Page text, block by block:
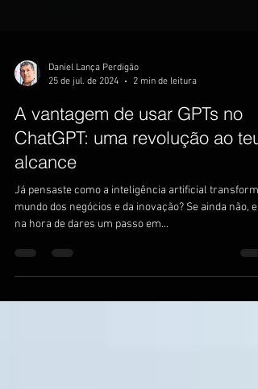
Daniel Lança Perdigão
25 de jul. de 2024
2 min de leitura
A vantagem de usar GPTs no
ChatGPT: uma revolução ao teu
alcance
Já pensaste como a inteligência artificial
mundo dos negócios e da inovação? Se ainda não,